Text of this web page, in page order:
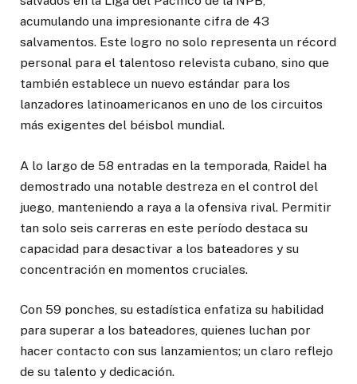
acumulando una impresionante cifra de 43
salvamentos. Este logro no solo representa un récord
personal para el talentoso relevista cubano, sino que
también establece un nuevo estándar para los
lanzadores latinoamericanos en uno de los circuitos
más exigentes del béisbol mundial.
A lo largo de 58 entradas en la temporada, Raidel ha
demostrado una notable destreza en el control del
juego, manteniendo a raya a la ofensiva rival. Permitir
tan solo seis carreras en este período destaca su
capacidad para desactivar a los bateadores y su
concentración en momentos cruciales.
Con 59 ponches, su estadística enfatiza su habilidad
para superar a los bateadores, quienes luchan por
hacer contacto con sus lanzamientos; un claro reflejo
de su talento y dedicación.